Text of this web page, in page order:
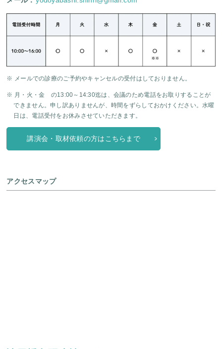
※ メールでの診療のご予約やキャンセルの受付はしておりません。
※ 月・火・金 の13:00～14:30迄は、会議のため電話をお取りすることが
できません。申し訳ありませんが、時間をずらしておかけください。水曜
日は、電話受付をお休みさせていただきます。
講演会・取材依頼の方はこちらまで
アクセスマップ